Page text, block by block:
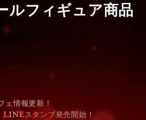
ルフィギュア商品
ェ情報更新！
LINEスタンプ発売開始！